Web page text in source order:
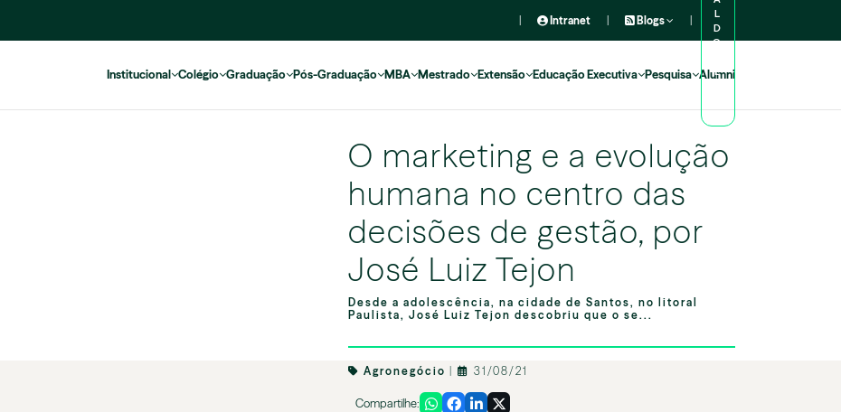
| Intranet | Blogs |
L
D
O
L
O
Institucional Colégio Graduação Pós-Graduação MBA Mestrado Extensão Educação Executiva Pesquisa Alumni
O marketing e a evolução
humana no centro das
decisões de gestão, por
José Luiz Tejon
Desde a adolescência, na cidade de Santos, no litoral
Paulista, José Luiz Tejon descobriu que o se...
Agronegócio 31/08/21
Compartilhe: